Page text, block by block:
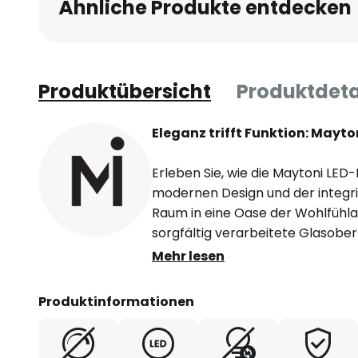
Ähnliche Produkte entdecken
Produktübersicht
Eleganz trifft Funktion:
Erleben Sie, wie die Maytoni
modernen Design und der
Raum in eine Oase der
sorgfältig verarbeitete
das Licht auf eine Weise, die
Verweilen einladen. Die
als auch zum kreativen Schaffen
Mehr lesen
Produktinformationen